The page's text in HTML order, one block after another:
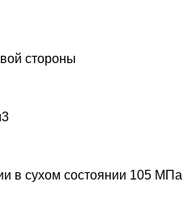
стороны
в сухом состоянии 105 МПа